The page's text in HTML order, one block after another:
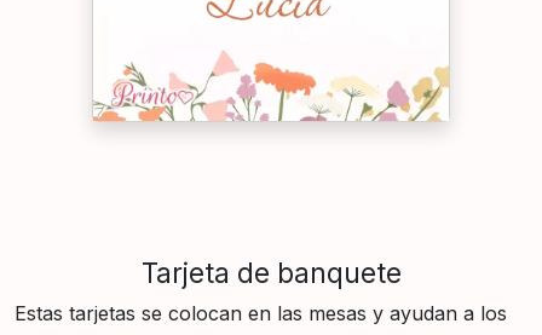
Tarjeta de banquete
Estas tarjetas se colocan en las mesas y ayudan a los